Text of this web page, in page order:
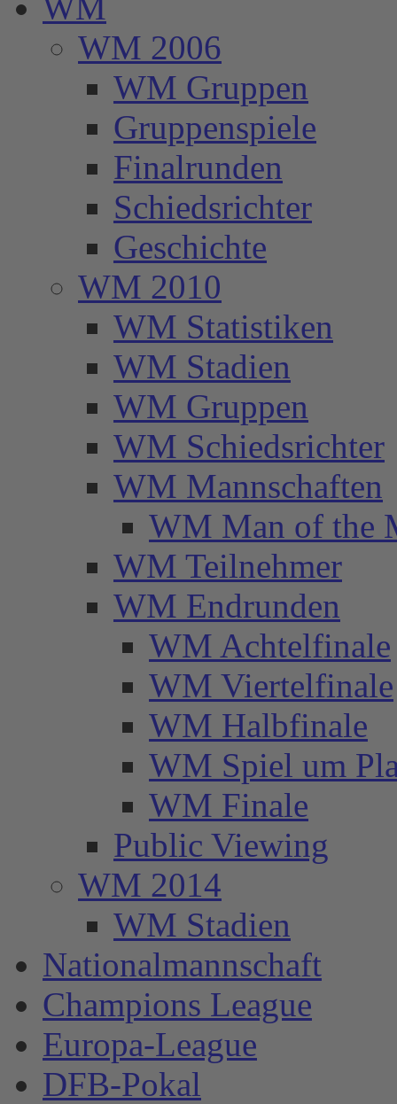
WM 2006
WM Gruppen
Gruppenspiele
Finalrunden
Schiedsrichter
Geschichte
WM 2010
WM Statistiken
WM Stadien
WM Gruppen
WM Schiedsrichter
WM Mannschaften
WM Man of the
WM Teilnehmer
WM Endrunden
WM Achtelfinale
WM Viertelfinale
WM Halbfinale
WM Spiel um
WM Finale
Public Viewing
WM 2014
WM Stadien
Nationalmannschaft
Champions League
Europa-League
DFB-Pokal